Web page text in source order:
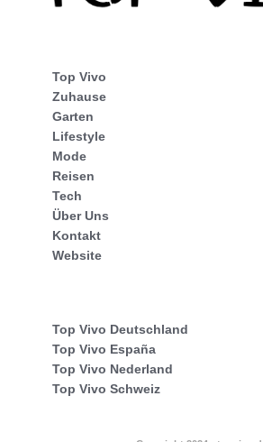
Top Vivo
Zuhause
Garten
Lifestyle
Mode
Reisen
Tech
Über Uns
Kontakt
Website
Top Vivo Deutschland
Top Vivo España
Top Vivo Nederland
Top Vivo Schweiz